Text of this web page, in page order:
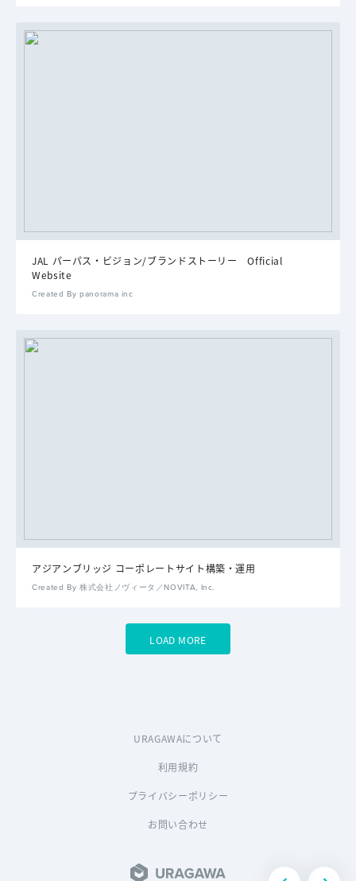
JAL パーパス・ビジョン/ブランドストーリー Official
Website
Created By panorama inc
アジアンブリッジ コーポレートサイト構築・運用
Created By 株式会社ノヴィータ／NOVITA, Inc.
LOAD MORE
URAGAWAについて
利用規約
プライバシーポリシー
お問い合わせ